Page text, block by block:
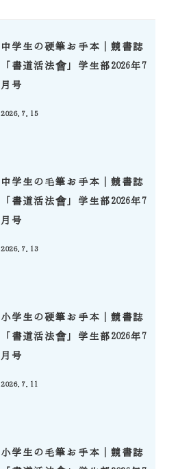
中学生の硬筆お手本｜競書誌
「書道活法會」学生部2026年7
月号
2026.7.15
中学生の毛筆お手本｜競書誌
「書道活法會」学生部2026年7
月号
2026.7.13
小学生の硬筆お手本｜競書誌
「書道活法會」学生部2026年7
月号
2026.7.11
小学生の毛筆お手本｜競書誌